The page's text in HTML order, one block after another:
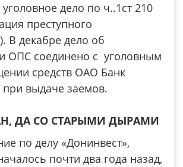
дело по ч..1ст 210
преступного
В декабре дело об
ОПС соединено с уголовным
средств ОАО Банк
выдаче заемов.
ДА СО СТАРЫМИ ДЫРАМИ
по делу «Донинвест»,
почти два года назад,